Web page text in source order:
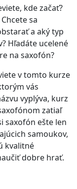
kde začať?
sa
a aký typ
Hľadáte ucelené
na saxofón?
v tomto kurze
vás
vyplýva, kurz
zatiaľ
saxofón ešte len
samoukov,
kvalitné
dobre hrať.